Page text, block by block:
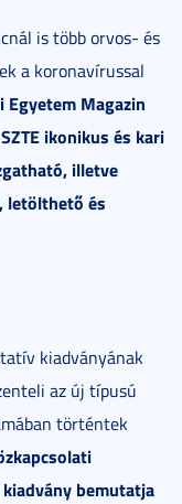
is több orvos- és
a koronavírussal
Egyetem Magazin
ikonikus és kari
illetve
letölthető és
kiadványának
az új típusú
történtek
bemutatja